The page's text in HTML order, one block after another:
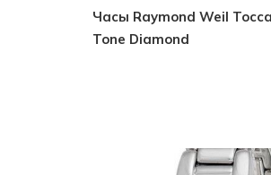
Часы Raymond Weil
Tone Diamond